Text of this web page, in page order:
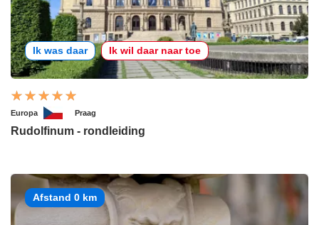
Ik was daar Ik wil daar naar toe
Europa Praag
Rudolfinum - rondleiding
Afstand 0 km